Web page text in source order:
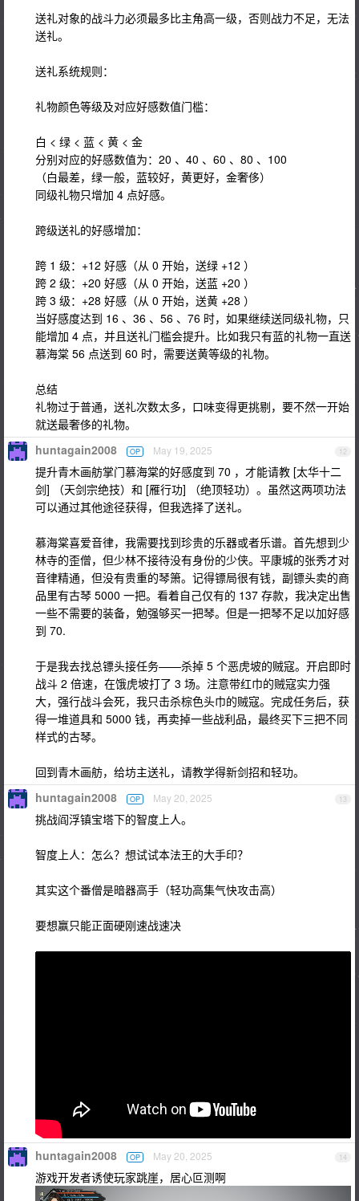
送礼对象的战斗力必须最多比主角高一级，否则战力不足，无法
送礼。
送礼系统规则：
礼物颜色等级及对应好感数值门槛：
白 < 绿 < 蓝 < 黄 < 金
分别对应的好感数值为：20 、40 、60 、80 、100
（白最差，绿一般，蓝较好，黄更好，金奢侈）
同级礼物只增加 4 点好感。
跨级送礼的好感增加：
跨 1 级：+12 好感（从 0 开始，送绿 +12 ）
跨 2 级：+20 好感（从 0 开始，送蓝 +20 ）
跨 3 级：+28 好感（从 0 开始，送黄 +28 ）
当好感度达到 16 、36 、56 、76 时，如果继续送同级礼物，只
能增加 4 点，并且送礼门槛会提升。比如我只有蓝的礼物一直送
慕海棠 56 点送到 60 时，需要送黄等级的礼物。
总结
礼物过于普通，送礼次数太多，口味变得更挑剔，要不然一开始
就送最奢侈的礼物。
12
huntagain2008 OP May 19, 2025
提升青木画舫掌门慕海棠的好感度到 70 ，才能请教 [太华十二
剑] （天剑宗绝技）和 [雁行功] （绝顶轻功）。虽然这两项功法
可以通过其他途径获得，但我选择了送礼。
慕海棠喜爱音律，我需要找到珍贵的乐器或者乐谱。首先想到少
林寺的歪僧，但少林不接待没有身份的少侠。平康城的张秀才对
音律精通，但没有贵重的琴箫。记得镖局很有钱，副镖头卖的商
品里有古琴 5000 一把。看着自己仅有的 137 存款，我决定出售
一些不需要的装备，勉强够买一把琴。但是一把琴不足以加好感
到 70.
于是我去找总镖头接任务——杀掉 5 个恶虎坡的贼寇。开启即时
战斗 2 倍速，在饿虎坡打了 3 场。注意带红巾的贼寇实力强
大，强行战斗会死，我只击杀棕色头巾的贼寇。完成任务后，获
得一堆道具和 5000 钱，再卖掉一些战利品，最终买下三把不同
样式的古琴。
回到青木画舫，给坊主送礼，请教学得新剑招和轻功。
13
huntagain2008 OP May 20, 2025
挑战阎浮镇宝塔下的智度上人。
智度上人：怎么？想试试本法王的大手印？
其实这个番僧是暗器高手（轻功高集气快攻击高）
要想赢只能正面硬刚速战速决
14
huntagain2008 OP May 20, 2025
游戏开发者诱使玩家跳崖，居心叵测啊